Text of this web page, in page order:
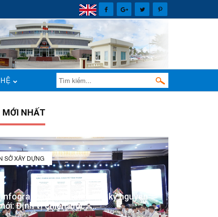
MỚI NHẤT
SỞ XÂY DỰNG
Đắk Lắk trong kỷ nguyên
Định vị chiến lược -...